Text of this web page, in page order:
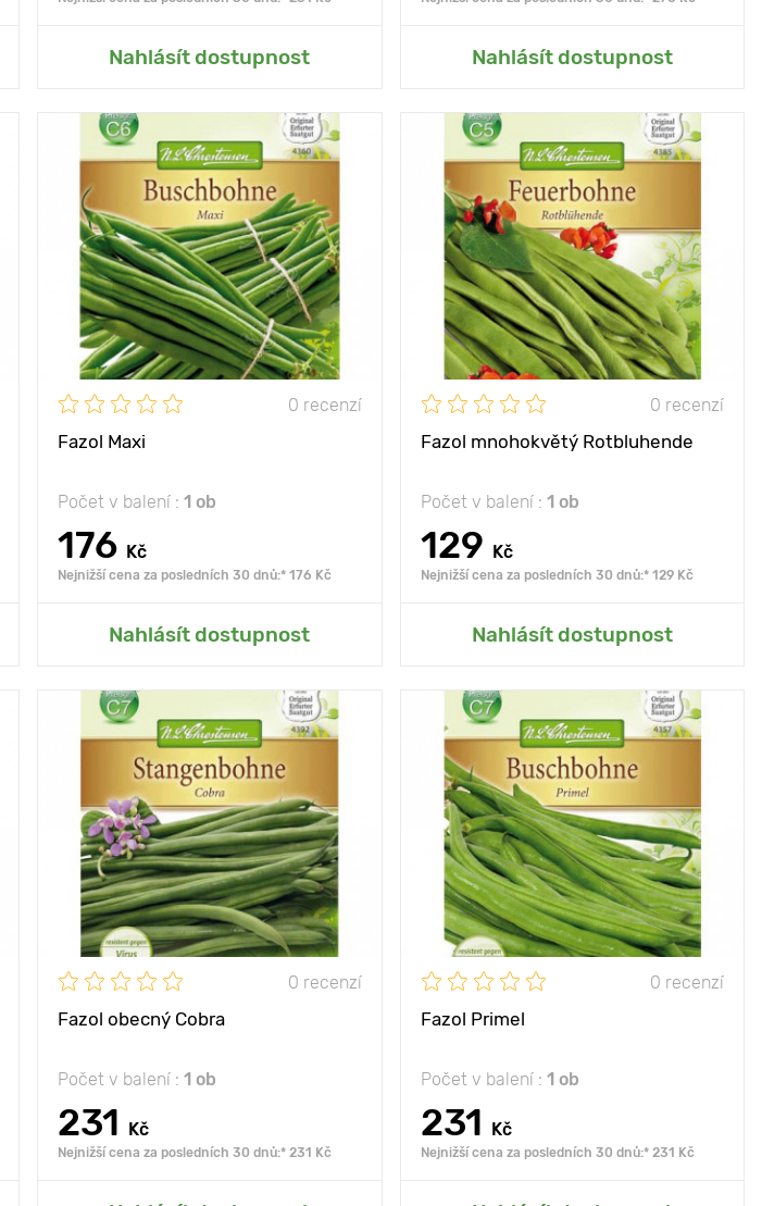
Nahlásít dostupnost
Přidat do mé zahrady Nahlásít dostupnost
Přidat do mé zahrady
0 recenzí
Fazol Maxi
Počet v balení : 1 ob
176 Kč
Nejnižší cena za posledních 30 dnů:* 176 Kč
Nahlásít dostupnost
slunce, polostín
Vlastnosti
těší se vysokému
výnosu
Výška rostliny 40 - 50 cm
Vzdálenost mezi
rostlinami
10 х 40 cm
Přidat do mé zahrady
0 recenzí
Fazol mnohokvětý Rotbluhende
Počet v balení : 1 ob
129 Kč
Nejnižší cena za posledních 30 dnů:* 129 Kč
Nahlásít dostupnost
slunce, polostín
Vlastnosti
bohaté sklizně,
dekorativní vzhled
Výška rostliny 30 - 40 cm
Vzdálenost mezi
rostlinami
50 - 80 cm
Přidat do mé zahrady
0 recenzí
Fazol obecný Cobra
Počet v balení : 1 ob
231 Kč
Nejnižší cena za posledních 30 dnů:* 231 Kč
slunečné místo
Vlastnosti
se vyznačuje brzkým
zráním a silným
růstem
Výška rostliny 160 - 180 cm
Vzdálenost mezi
rostlinami
50 х 80 cm
0 recenzí
Fazol Primel
Počet v balení : 1 ob
231 Kč
Nejnižší cena za posledních 30 dnů:* 231 Kč
Poloha slunce, polostín
Vlastnosti kvalitní lusky
Výška rostliny 35 - 45 cm
Vzdálenost mezi
rostlinami
10 х 40 cm